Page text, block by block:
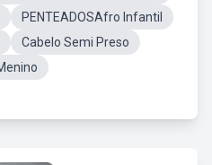
PENTEADOSAfro Infantil
Cabelo Semi Preso